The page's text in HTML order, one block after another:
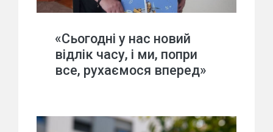
«Сьогодні у нас новий
відлік часу, і ми, попри
все, рухаємося вперед»